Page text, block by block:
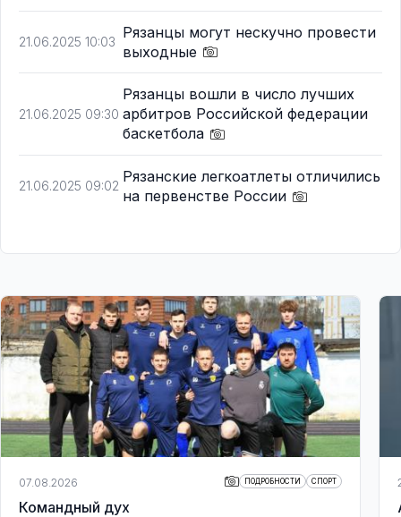
21.06.2025 10:03
Рязанцы могут нескучно провести
выходные
21.06.2025 09:30
Рязанцы вошли в число лучших
арбитров Российской федерации
баскетбола
21.06.2025 09:02
Рязанские легкоатлеты отличились
на первенстве России
07.08.2026 ПОДРОБНОСТИ СПОРТ
Командный дух